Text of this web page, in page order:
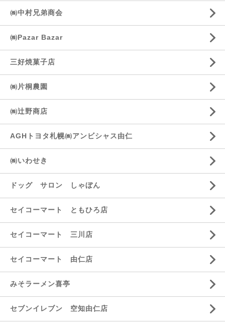
㈱中村兄弟商会
㈱Pazar Bazar
三好焼菓子店
㈱片桐農園
㈱辻野商店
AGHトヨタ札幌㈱アンビシャス由仁
㈱いわせき
ドッグ サロン しゃぼん
セイコーマート ともひろ店
セイコーマート 三川店
セイコーマート 由仁店
みそラーメン喜亭
セブンイレブン 空知由仁店